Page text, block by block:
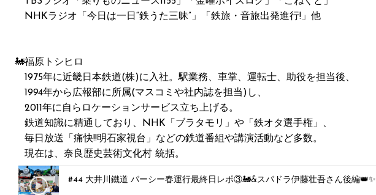
NHKラジオ「今日は一日“鉄うた三昧”」「鉄旅・音旅出発進行!」他
🚂福原トシヒロ
1975年に近畿日本鉄道(株)に入社。駅業務、車掌、運転士、助役を担当後、
1994年から広報部に所属(マスコミや社内誌を担当)し、
2011年に自らロケーションサービス立ち上げる。
鉄道知識に精通しており、NHK「ブラタモリ」や「鉄オタ選手権」、
毎日放送「痛快!!明石家視台」などの鉄道番組や講演活動など多数。
現在は、奈良歴史芸術文化村 統括。
#44 大井川鐵道 パーシー春運行最終日レポ③🚂&スパドラ伊藤壮吾さん後編👑✨